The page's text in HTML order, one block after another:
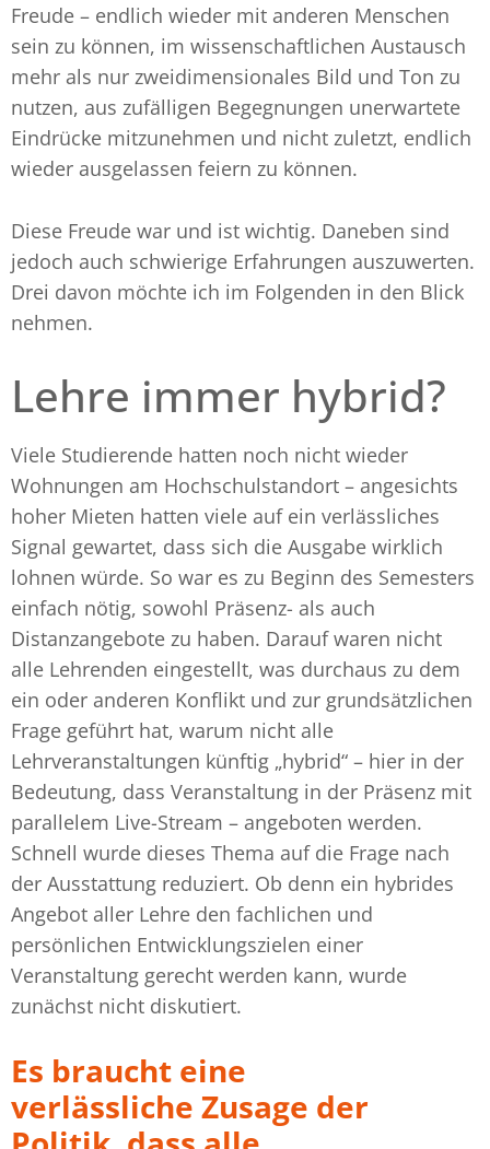
Freude – endlich wieder mit anderen Menschen
sein zu können, im wissenschaftlichen Austausch
mehr als nur zweidimensionales Bild und Ton zu
nutzen, aus zufälligen Begegnungen unerwartete
Eindrücke mitzunehmen und nicht zuletzt, endlich
wieder ausgelassen feiern zu können.
Diese Freude war und ist wichtig. Daneben sind
jedoch auch schwierige Erfahrungen auszuwerten.
Drei davon möchte ich im Folgenden in den Blick
nehmen.
Lehre immer hybrid?
Viele Studierende hatten noch nicht wieder
Wohnungen am Hochschulstandort – angesichts
hoher Mieten hatten viele auf ein verlässliches
Signal gewartet, dass sich die Ausgabe wirklich
lohnen würde. So war es zu Beginn des Semesters
einfach nötig, sowohl Präsenz- als auch
Distanzangebote zu haben. Darauf waren nicht
alle Lehrenden eingestellt, was durchaus zu dem
ein oder anderen Konflikt und zur grundsätzlichen
Frage geführt hat, warum nicht alle
Lehrveranstaltungen künftig „hybrid“ – hier in der
Bedeutung, dass Veranstaltung in der Präsenz mit
parallelem Live-Stream – angeboten werden.
Schnell wurde dieses Thema auf die Frage nach
der Ausstattung reduziert. Ob denn ein hybrides
Angebot aller Lehre den fachlichen und
persönlichen Entwicklungszielen einer
Veranstaltung gerecht werden kann, wurde
zunächst nicht diskutiert.
Es braucht eine
verlässliche Zusage der